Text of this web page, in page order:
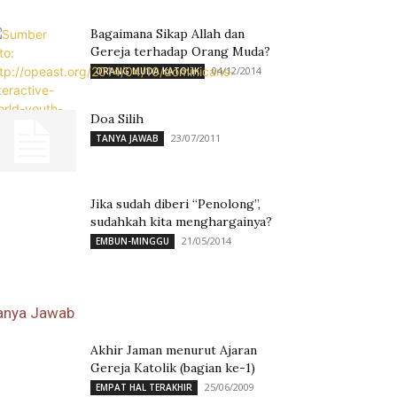
Bagaimana Sikap Allah dan
Gereja terhadap Orang Muda?
ORANG MUDA KATOLIK 04/12/2014
Doa Silih
TANYA JAWAB 23/07/2011
Jika sudah diberi “Penolong”,
sudahkah kita menghargainya?
EMBUN-MINGGU 21/05/2014
Jawab
Akhir Jaman menurut Ajaran
Gereja Katolik (bagian ke-1)
EMPAT HAL TERAKHIR 25/06/2009